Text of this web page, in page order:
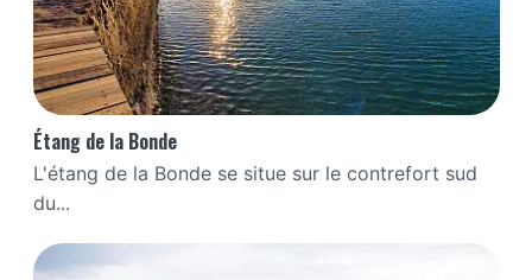
Étang de la Bonde
L'étang de la Bonde se situe sur le contrefort sud
du...